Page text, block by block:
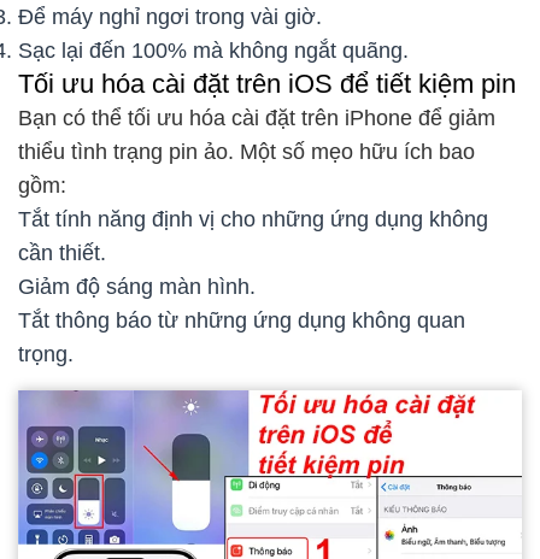
Để máy nghỉ ngơi trong vài giờ.
Sạc lại đến 100% mà không ngắt quãng.
Tối ưu hóa cài đặt trên iOS để tiết kiệm pin
Bạn có thể tối ưu hóa cài đặt trên iPhone để giảm
thiểu tình trạng pin ảo. Một số mẹo hữu ích bao
gồm:
Tắt tính năng định vị cho những ứng dụng không
cần thiết.
Giảm độ sáng màn hình.
Tắt thông báo từ những ứng dụng không quan
trọng.